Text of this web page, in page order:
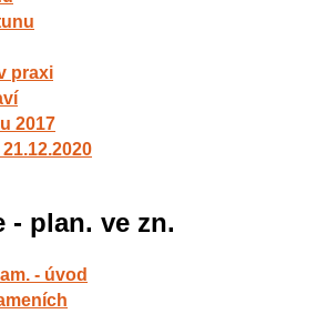
praxi
2017
- plan. ve zn.
- úvod